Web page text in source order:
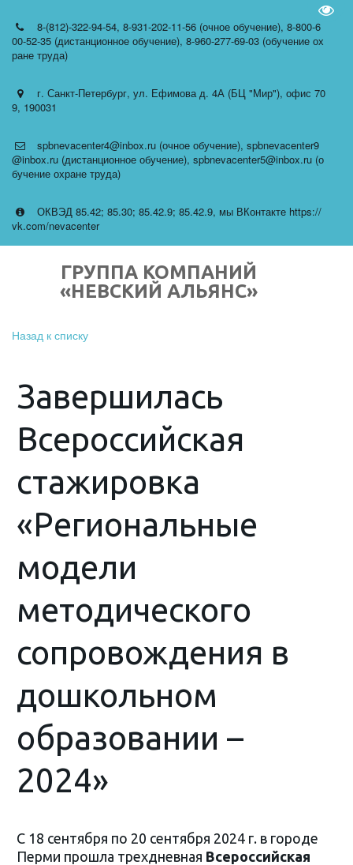
8-(812)-322-94-54, 8-931-202-11-56 (очное обучение), 8-800-6
00-52-35 (дистанционное обучение), 8-960-277-69-03 (обучение ох
ране труда)
г. Санкт-Петербург, ул. Ефимова д. 4А (БЦ "Мир"), офис 70
9, 190031
spbnevacenter4@inbox.ru (очное обучение), spbnevacenter9
@inbox.ru (дистанционное обучение), spbnevacenter5@inbox.ru (о
бучение охране труда)
ОКВЭД 85.42; 85.30; 85.42.9; 85.42.9, мы ВКонтакте https://
vk.com/nevacenter
ГРУППА КОМПАНИЙ
«НЕВСКИЙ АЛЬЯНС»
Назад к списку
Завершилась
Всероссийская
стажировка
«Региональные
модели
методического
сопровождения в
дошкольном
образовании –
2024»
С 18 сентября по 20 сентября 2024 г. в городе
Перми прошла трехдневная Всероссийская